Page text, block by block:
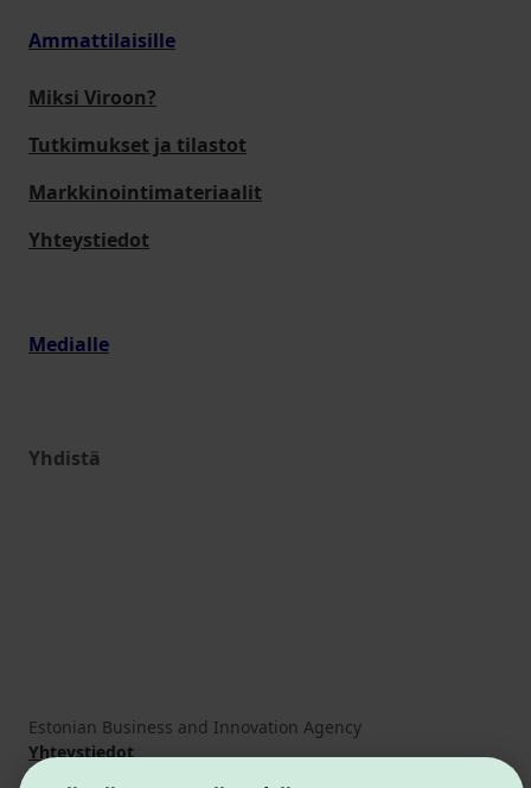
Ammattilaisille
Miksi Viroon?
Tutkimukset ja tilastot
Markkinointimateriaalit
Yhteystiedot
Medialle
Yhdistä
Estonian Business and Innovation Agency
Yhteystiedot
Yhteistyökumppanit